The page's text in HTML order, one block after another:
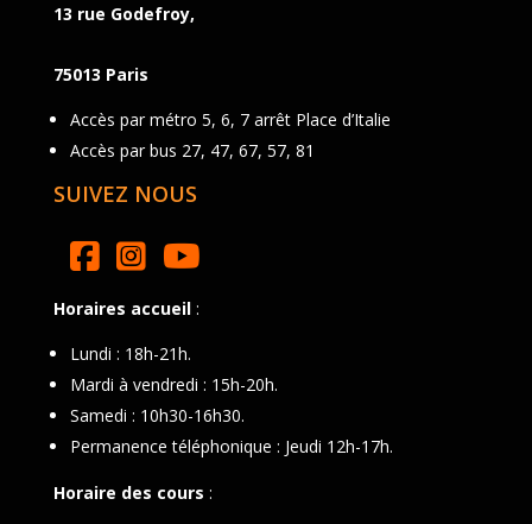
13 rue Godefroy,
75013 Paris
Accès par métro 5, 6, 7 arrêt Place d’Italie
Accès par bus 27, 47, 67, 57, 81
SUIVEZ NOUS
Horaires accueil:
Lundi : 18h-21h.
Mardi à vendredi : 15h-20h.
Samedi : 10h30-16h30.
Permanence téléphonique : Jeudi 12h-17h.
Horaire des cours :